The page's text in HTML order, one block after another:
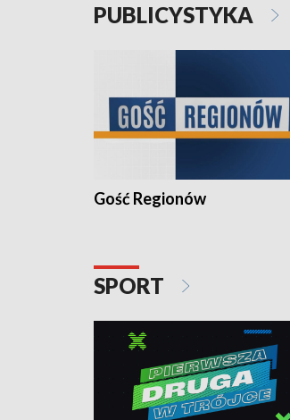
PUBLICYSTYKA
Gość Regionów
SPORT